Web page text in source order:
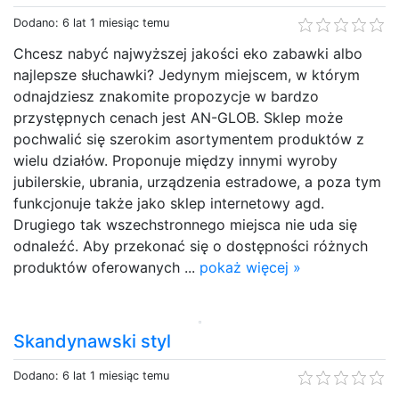
Dodano: 6 lat 1 miesiąc temu
Chcesz nabyć najwyższej jakości eko zabawki albo
najlepsze słuchawki? Jedynym miejscem, w którym
odnajdziesz znakomite propozycje w bardzo
przystępnych cenach jest AN-GLOB. Sklep może
pochwalić się szerokim asortymentem produktów z
wielu działów. Proponuje między innymi wyroby
jubilerskie, ubrania, urządzenia estradowe, a poza tym
funkcjonuje także jako sklep internetowy agd.
Drugiego tak wszechstronnego miejsca nie uda się
odnaleźć. Aby przekonać się o dostępności różnych
produktów oferowanych ... pokaż więcej »
Skandynawski styl
Dodano: 6 lat 1 miesiąc temu